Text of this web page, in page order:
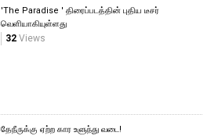
'The Paradise ' திரைப்படத்தின் புதிய டீசர்
வெளியாகியுள்ளது
32Views
தேநீருக்கு ஏற்ற கார உளுந்து வடை!